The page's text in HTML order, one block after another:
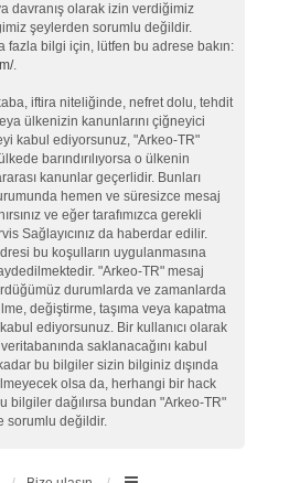
davranış olarak izin verdiğimiz
şeylerden sorumlu değildir.
fazla bilgi için, lütfen bu adrese bakın:
.
iftira niteliğinde, nefret dolu, tehdit
ülkenizin kanunlarını çiğneyici
kabul ediyorsunuz, "Arkeo-TR"
barındırılıyorsa o ülkenin
kanunlar geçerlidir. Bunları
hemen ve süresizce mesaj
ve eğer tarafımızca gerekli
Sağlayıcınız da haberdar edilir.
bu koşulların uygulanmasına
"Arkeo-TR" mesaj
durumlarda ve zamanlarda
değiştirme, taşıma veya kapatma
kabul ediyorsunuz. Bir kullanıcı olarak
saklanacağını kabul
bu bilgiler sizin bilginiz dışında
olsa da, herhangi bir hack
bilgiler dağılırsa bundan "Arkeo-TR"
sorumlu değildir.